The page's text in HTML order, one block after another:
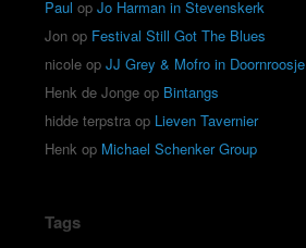
Paul opJo Harman in Stevenskerk
Jon op Festival Still Got The Blues
nicole opJJ Grey & Mofro in Doornroosje
Henk de Jonge op Bintangs
hidde terpstra op Lieven Tavernier
Henk op Michael Schenker Group
Tags